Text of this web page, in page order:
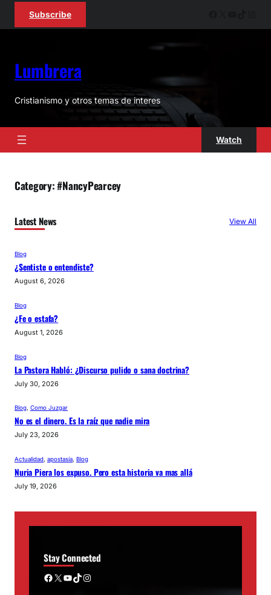
Subscribe
Lumbrera
Cristianismo y otros temas de interes
Watch
Category:#NancyPearcey
Latest News View All
Blog
¿Sentiste o entendiste?
August 6, 2026
Blog
¿Fe o estafa?
August 1, 2026
Blog
La Pastora Habló: ¿Discurso pulido o sana doctrina?
July 30, 2026
Blog, Como Juzgar
No es el dinero. Es la raíz que nadie mira
July 23, 2026
Actualidad apostasía Blog
Nuria Piera los expuso. Pero esta historia va mas allá
July 19, 2026
Stay Connected
Facebook X YouTube TikTok Instagram